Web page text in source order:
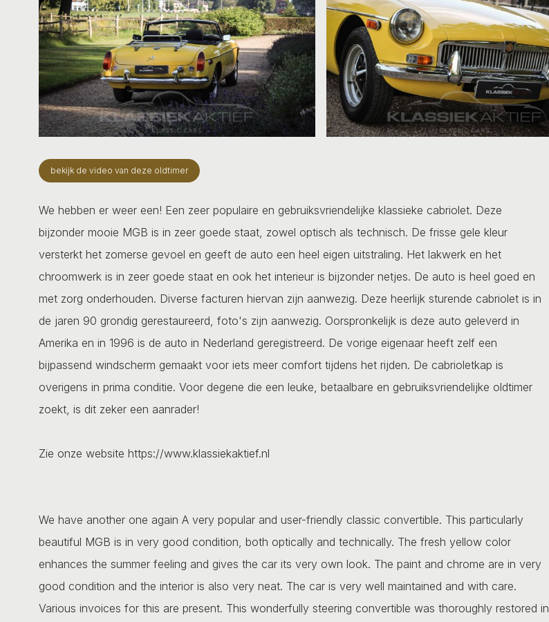
bekijk de video van deze oldtimer
We hebben er weer een! Een zeer populaire en gebruiksvriendelijke klassieke cabriolet. Deze
bijzonder mooie MGB is in zeer goede staat, zowel optisch als technisch. De frisse gele kleur
versterkt het zomerse gevoel en geeft de auto een heel eigen uitstraling. Het lakwerk en het
chroomwerk is in zeer goede staat en ook het interieur is bijzonder netjes. De auto is heel goed en
met zorg onderhouden. Diverse facturen hiervan zijn aanwezig. Deze heerlijk sturende cabriolet is in
de jaren 90 grondig gerestaureerd, foto's zijn aanwezig. Oorspronkelijk is deze auto geleverd in
Amerika en in 1996 is de auto in Nederland geregistreerd. De vorige eigenaar heeft zelf een
bijpassend windscherm gemaakt voor iets meer comfort tijdens het rijden. De cabrioletkap is
overigens in prima conditie. Voor degene die een leuke, betaalbare en gebruiksvriendelijke oldtimer
zoekt, is dit zeker een aanrader!
Zie onze website https://www.klassiekaktief.nl
We have another one again A very popular and user-friendly classic convertible. This particularly
beautiful MGB is in very good condition, both optically and technically. The fresh yellow color
enhances the summer feeling and gives the car its very own look. The paint and chrome are in very
good condition and the interior is also very neat. The car is very well maintained and with care.
Various invoices for this are present. This wonderfully steering convertible was thoroughly restored in